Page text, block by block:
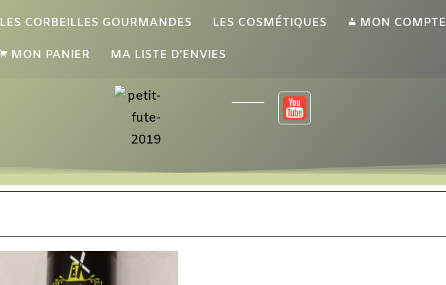
LES CORBEILLES GOURMANDES LES COSMÉTIQUES MON COMPTE
MON PANIER MA LISTE D’ENVIES